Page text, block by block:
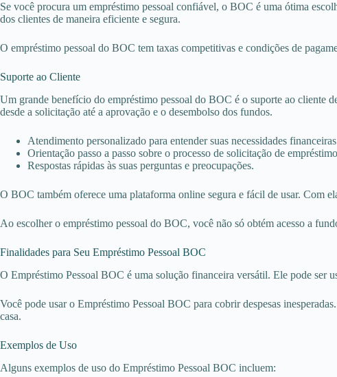
Se você procura um empréstimo pessoal confiável, o BOC é uma ótima
dos clientes de maneira eficiente e segura.
O empréstimo pessoal do BOC tem taxas competitivas e condições de
Suporte ao Cliente
Um grande benefício do empréstimo pessoal do BOC é o suporte ao cliente
desde a solicitação até a aprovação e o desembolso dos fundos.
Atendimento personalizado para entender suas necessidades
Orientação passo a passo sobre o processo de solicitação de
Respostas rápidas às suas perguntas e preocupações.
O BOC também oferece uma plataforma online segura e fácil de usar. Com
Ao escolher o empréstimo pessoal do BOC, você não só obtém acesso a
Finalidades para Seu Empréstimo Pessoal BOC
O Empréstimo Pessoal BOC é uma solução financeira versátil. Ele pode ser
Você pode usar o Empréstimo Pessoal BOC para cobrir despesas
casa.
Exemplos de Uso
Alguns exemplos de uso do Empréstimo Pessoal BOC incluem: